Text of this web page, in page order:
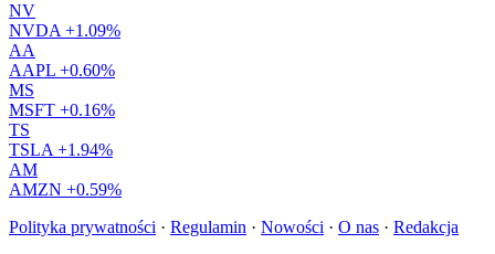
NV
NVDA +1.09%
AA
AAPL +0.60%
MS
MSFT +0.16%
TS
TSLA +1.94%
AM
AMZN +0.59%
Polityka prywatności · Regulamin · Nowości · O nas · Redakcja